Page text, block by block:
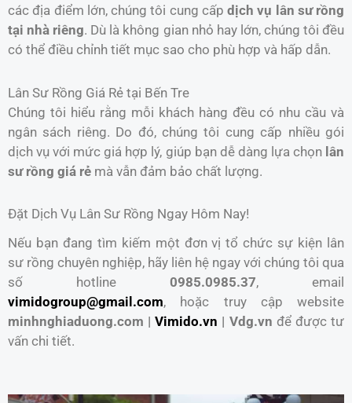
các địa điểm lớn, chúng tôi cung cấp dịch vụ lân sư rồng
tại nhà riêng. Dù là không gian nhỏ hay lớn, chúng tôi đều
có thể điều chỉnh tiết mục sao cho phù hợp và hấp dẫn.
Lân Sư Rồng Giá Rẻ tại Bến Tre
Chúng tôi hiểu rằng mỗi khách hàng đều có nhu cầu và
ngân sách riêng. Do đó, chúng tôi cung cấp nhiều gói
dịch vụ với mức giá hợp lý, giúp bạn dễ dàng lựa chọn lân
sư rồng giá rẻ mà vẫn đảm bảo chất lượng.
Đặt Dịch Vụ Lân Sư Rồng Ngay Hôm Nay!
Nếu bạn đang tìm kiếm một đơn vị tổ chức sự kiện lân
sư rồng chuyên nghiệp, hãy liên hệ ngay với chúng tôi qua
số hotline 0985.0985.37, email
vimidogroup@gmail.com, hoặc truy cập website
minhnghiaduong.com |Vimido.vn | Vdg.vn để được tư
vấn chi tiết.